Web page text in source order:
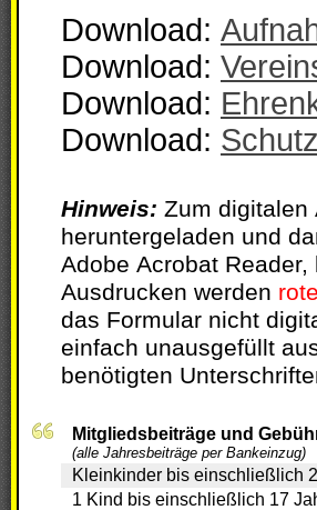
Download:
Download:
Download:
Download:
Hinweis: Zum digitalen
heruntergeladen und
Adobe Acrobat Reader,
Ausdrucken werden
das Formular nicht
einfach unausgefüllt aus
benötigten
Mitgliedsbeiträge und
(alle Jahresbeiträge per Bankeinzug)
Kleinkinder bis einschließlich
1 Kind bis einschließlich 17